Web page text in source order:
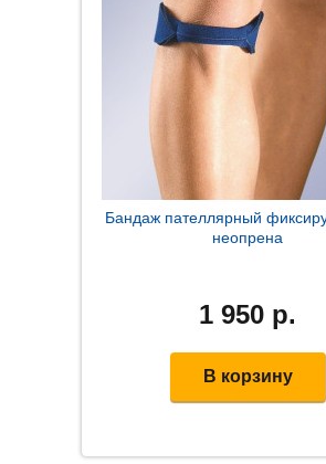
Бандаж пателлярный
неопрена
1 950 р.
В корзину